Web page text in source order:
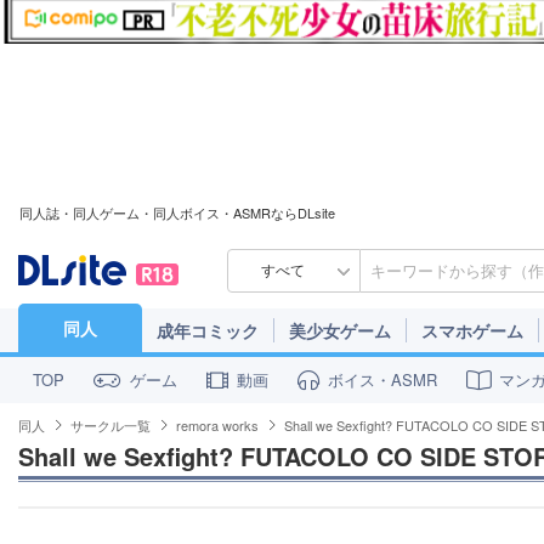
同人誌・同人ゲーム・同人ボイス・ASMRならDLsite
すべて
同人 成年コミック 美少女ゲーム スマホゲーム
TOP ゲーム 動画 ボイス・ASMR マン
同人 サークル一覧 remora works Shall we Sexfight? FUTACOLO CO SIDE
Shall we Sexfight? FUTACOLO CO SIDE